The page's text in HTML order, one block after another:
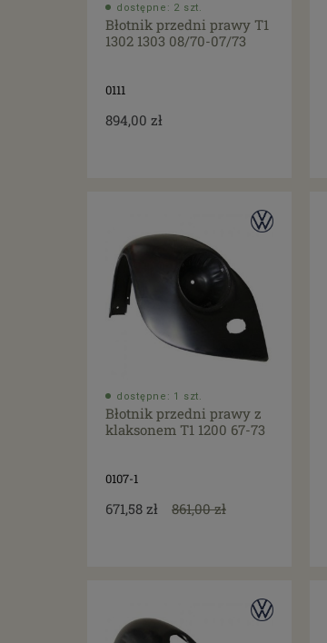
dostępne: 2 szt.
Błotnik przedni prawy T1
1302 1303 08/70-07/73
0111
894,00 zł
dostępne: 1 szt.
Błotnik przedni prawy z
klaksonem T1 1200 67-73
0107-1
671,58 zł 861,00 zł